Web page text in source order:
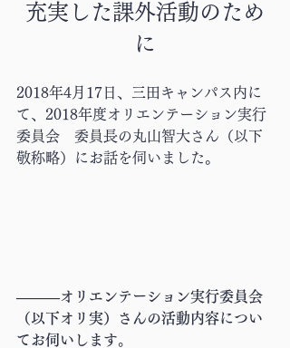
充実した課外活動のため
に
2018年4月17日、三田キャンパス内に
て、2018年度オリエンテーション実行
委員会　委員長の丸山智大さん（以下
敬称略）にお話を伺いました。
―――オリエンテーション実行委員会
（以下オリ実）さんの活動内容につい
てお伺いします。